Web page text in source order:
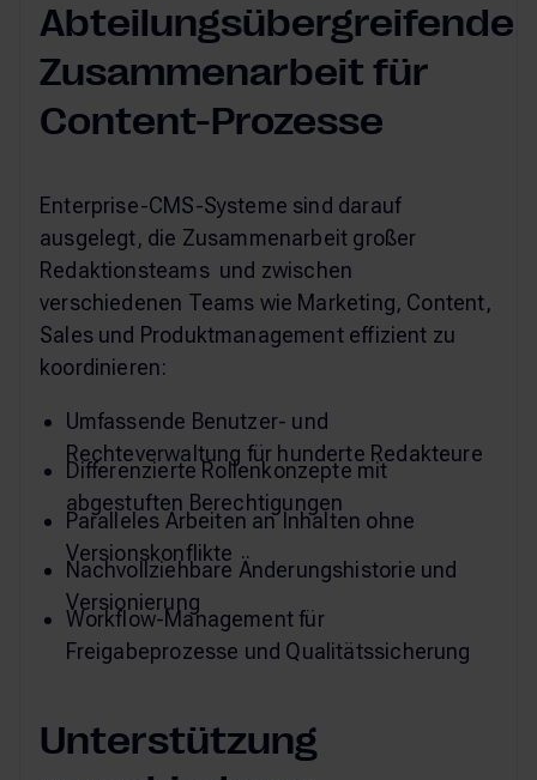
Abteilungsübergreifende
Zusammenarbeit für
Content-Prozesse
Enterprise-CMS-Systeme sind darauf
ausgelegt, die Zusammenarbeit großer
Redaktionsteams und zwischen
verschiedenen Teams wie Marketing, Content,
Sales und Produktmanagement effizient zu
koordinieren:
Umfassende Benutzer- und
Rechteverwaltung für hunderte Redakteure
Differenzierte Rollenkonzepte mit
abgestuften Berechtigungen
Paralleles Arbeiten an Inhalten ohne
Versionskonflikte
Nachvollziehbare Änderungshistorie und
Versionierung
Workflow-Management für
Freigabeprozesse und Qualitätssicherung
Unterstützung